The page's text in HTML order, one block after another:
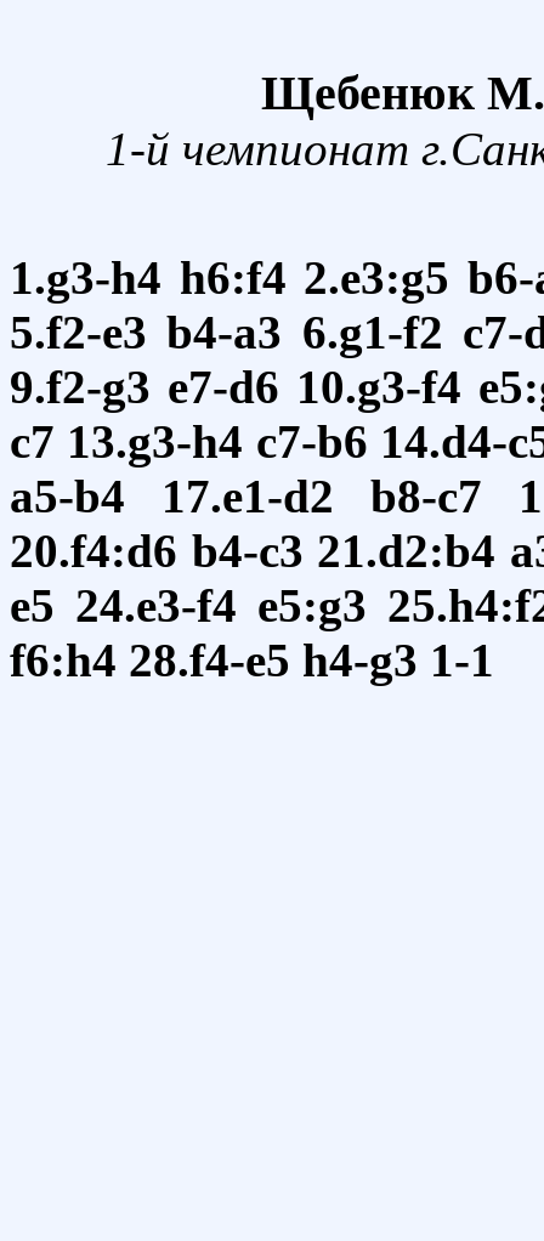
Щебенюк
1-й чемпионат
1.g3-h4 h6:f4 2.e3:g5 b6-
5.f2-e3 b4-a3 6.g1-f2 c7-
9.f2-g3 e7-d6 10.g3-f4
c7 13.g3-h4 c7-b6 14.d4-
a5-b4
17.e1-d2 b8-c7
20.f4:d6 b4-c3 21.d2:b4
e5 24.e3-f4 e5:g3
f6:h4 28.f4-e5 h4-g3 1-1